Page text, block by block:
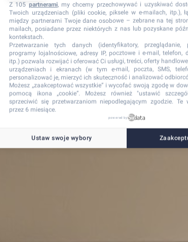
Z 105 partnerami, my chcemy przechowywać i uzyskiwać
Twoich urządzeniach (pliki cookie, piksele w e-mailach, itp.),
między partnerami Twoje dane osobowe – zebrane na tej
mailach, posiadane przez niektórych z nas lub pozyskane
kontekstach.
Przetwarzanie tych danych (identyfikatory, przeglądanie,
programy lojalnościowe, adresy IP, pocztowe i e-mail, telefon,
itp.) pozwala rozwijać i oferować Ci usługi, treści, oferty
urządzeniach i ekranach (w tym e-mail, poczta, SMS,
personalizować je, mierzyć ich skuteczność i analizować
Możesz „zaakceptować wszystkie” i wycofać swoją zgodę w
pomocą ikona „cookie”. Możesz również "ustawić
sprzeciwić się przetwarzaniom niepodlegającym zgodzie. Te
przez 6 miesiące.
powered by
Ustaw swoje wybory